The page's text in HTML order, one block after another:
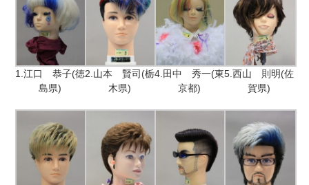
1.江口 恭子(徳
島県)
2.山本 賢司(栃
木県)
4.田中 秀一(東
京都)
5.西山 則明(佐
賀県)